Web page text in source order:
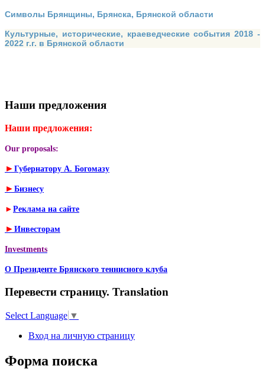
Символы Брянщины, Брянска, Брянской области
Культурные, исторические, краеведческие события 2018 -
2022 г.г. в Брянской области
Наши предложения
Наши предложения:
Our proposals:
► Губернатору А. Богомазу
► Бизнесу
► Реклама на сайте
► Инвесторам
Investments
О Президенте Брянского теннисного клуба
Перевести страницу. Translation
Select Language ▼
Вход на личную страницу
Форма поиска